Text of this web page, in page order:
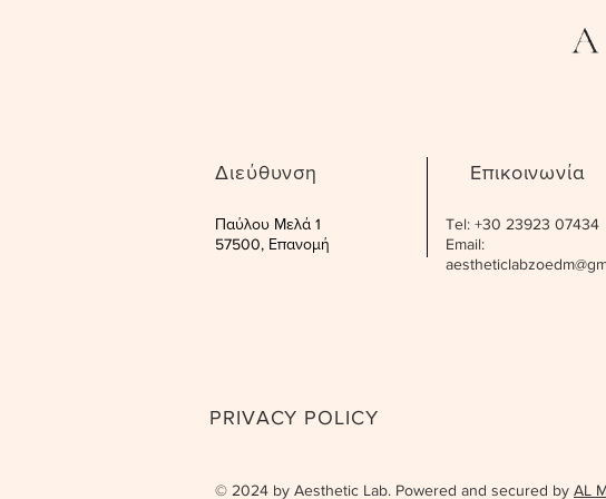
Διεύθυνση
Παύλου Μελά 1
57500, Επανομή
Επικοινωνία
Tel: +30 23923 07434
Email:
PRIVACY POLICY
© 2024 by Aesthetic Lab. Powered and secured by AL